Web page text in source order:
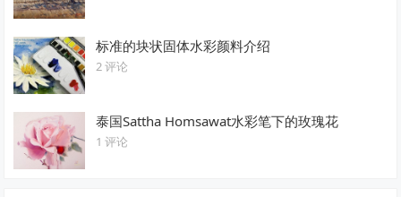
标准的块状固体水彩颜料介绍
2 评论
泰国Sattha Homsawat水彩笔下的玫瑰花
1 评论